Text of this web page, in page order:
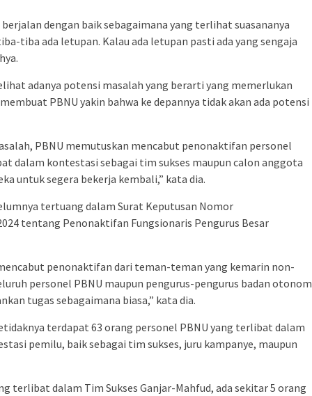
dengan baik sebagaimana yang terlihat suasananya
tiba ada letupan. Kalau ada letupan pasti ada yang sengaja
adanya potensi masalah yang berarti yang memerlukan
PBNU yakin bahwa ke depannya tidak akan ada potensi
PBNU memutuskan mencabut penonaktifan personel
dalam kontestasi sebagai tim sukses maupun calon anggota
untuk segera bekerja kembali,” kata dia.
tertuang dalam Surat Keputusan Nomor
tentang Penonaktifan Fungsionaris Pengurus Besar
penonaktifan dari teman-teman yang kemarin non-
personel PBNU maupun pengurus-pengurus badan otonom
tugas sebagaimana biasa,” kata dia.
terdapat 63 orang personel PBNU yang terlibat dalam
pemilu, baik sebagai tim sukses, juru kampanye, maupun
terlibat dalam Tim Sukses Ganjar-Mahfud, ada sekitar 5 orang